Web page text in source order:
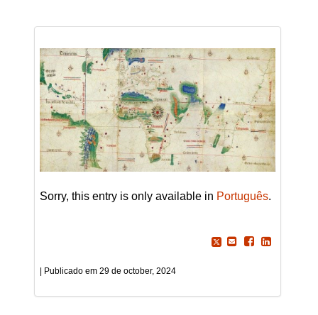
Sorry, this entry is only available in Português.
29 de october, 2024